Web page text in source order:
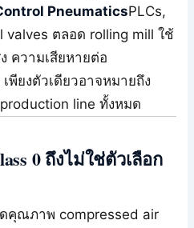
PneumaticsPLCs,
valves ตลอด rolling mill ใช้
ความเสียหายต่อ
พียงตัวเดียวอาจหมายถึง
line ทั้งหมด
0 ถึงไม่ใช่ตัวเลือก
คุณภาพ compressed air